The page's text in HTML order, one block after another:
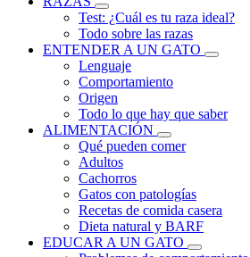
Test: ¿Cuál es tu raza ideal?
Todo sobre las razas
ENTENDER A UN GATO
Lenguaje
Comportamiento
Origen
Todo lo que hay que saber
ALIMENTACIÓN
Qué pueden comer
Adultos
Cachorros
Gatos con patologías
Recetas de comida casera
Dieta natural y BARF
EDUCAR A UN GATO